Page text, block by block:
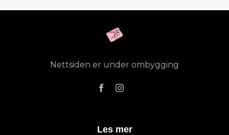
Nettsiden er under ombygging
Les mer